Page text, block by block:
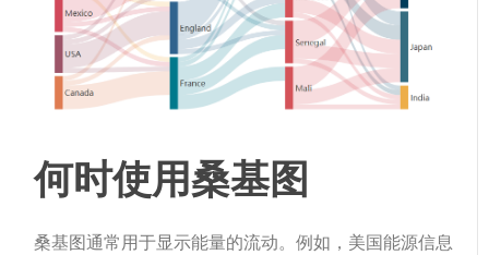
何时使用桑基图
桑基图通常用于显示能量的流动。例如，美国能源信息